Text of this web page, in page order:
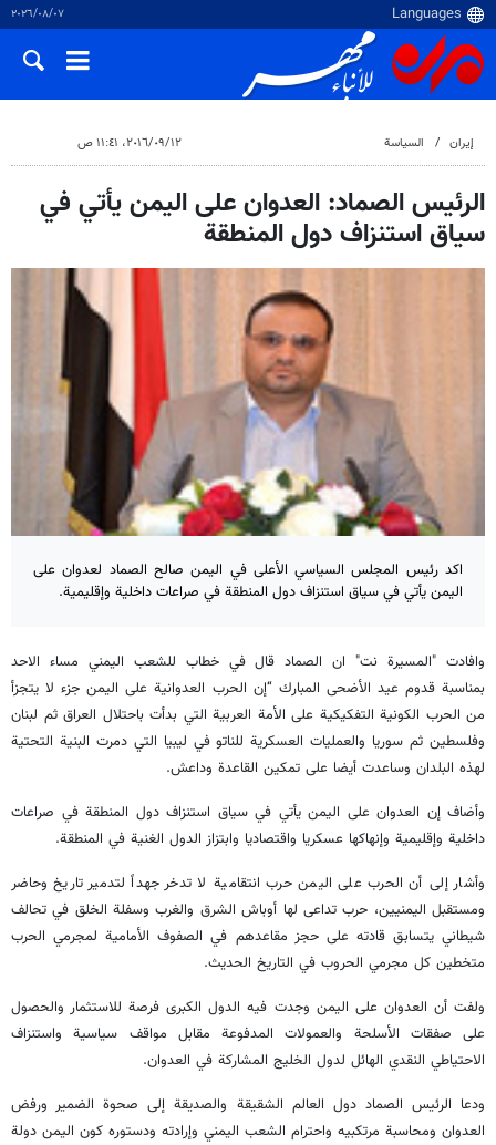
٠٧‏/٠٨‏/٢٠٢٦
إيران السياسة ١٢‏/٠٩‏/٢٠١٦، ١١:٤١ ص
الرئيس الصماد: العدوان على اليمن يأتي في
سياق استنزاف دول المنطقة
اكد رئيس المجلس السياسي الأعلى في اليمن صالح الصماد لعدوان على
اليمن يأتي في سياق استنزاف دول المنطقة في صراعات داخلية وإقليمية.
وافادت "المسيرة نت" ان الصماد قال في خطاب للشعب اليمني مساء الاحد
بمناسبة قدوم عيد الأضحى المبارك “إن الحرب العدوانية على اليمن جزء لا يتجزأ
من الحرب الكونية التفكيكية على الأمة العربية التي بدأت باحتلال العراق ثم لبنان
وفلسطين ثم سوريا والعمليات العسكرية للناتو في ليبيا التي دمرت البنية التحتية
لهذه البلدان وساعدت أيضا على تمكين القاعدة وداعش.
وأضاف إن العدوان على اليمن يأتي في سياق استنزاف دول المنطقة في صراعات
داخلية وإقليمية وإنهاكها عسكريا واقتصاديا وابتزاز الدول الغنية في المنطقة.
وأشار إلى أن الحرب على اليمن حرب انتقامية لا تدخر جهداً لتدمير تاريخ وحاضر
ومستقبل اليمنيين، حرب تداعى لها أوباش الشرق والغرب وسفلة الخلق في تحالف
شيطاني يتسابق قادته على حجز مقاعدهم في الصفوف الأمامية لمجرمي الحرب
متخطين كل مجرمي الحروب في التاريخ الحديث.
ولفت أن العدوان على اليمن وجدت فيه الدول الكبرى فرصة للاستثمار والحصول
على صفقات الأسلحة والعمولات المدفوعة مقابل مواقف سياسية واستنزاف
الاحتياطي النقدي الهائل لدول الخليج المشاركة في العدوان.
ودعا الرئيس الصماد دول العالم الشقيقة والصديقة إلى صحوة الضمير ورفض
العدوان ومحاسبة مرتكبيه واحترام الشعب اليمني وإرادته ودستوره كون اليمن دولة